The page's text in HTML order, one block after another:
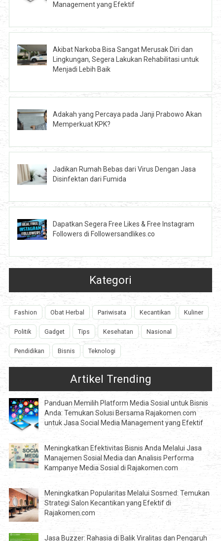
Management yang Efektif
Akibat Narkoba Bisa Sangat Merusak Diri dan
Lingkungan, Segera Lakukan Rehabilitasi untuk
Menjadi Lebih Baik
Adakah yang Percaya pada Janji Prabowo Akan
Memperkuat KPK?
Jadikan Rumah Bebas dari Virus Dengan Jasa
Disinfektan dari Fumida
Dapatkan Segera Free Likes & Free Instagram
Followers di Followersandlikes.co
Kategori
Fashion Obat Herbal Pariwisata Kecantikan Kuliner
Politik Gadget Tips Kesehatan Nasional
Pendidikan Bisnis Teknologi
Artikel Trending
Panduan Memilih Platform Media Sosial untuk Bisnis
Anda: Temukan Solusi Bersama Rajakomen.com
untuk Jasa Social Media Management yang Efektif
Meningkatkan Efektivitas Bisnis Anda Melalui Jasa
Manajemen Sosial Media dan Analisis Performa
Kampanye Media Sosial di Rajakomen.com
Meningkatkan Popularitas Melalui Sosmed: Temukan
Strategi Salon Kecantikan yang Efektif di
Rajakomen.com
Jasa Buzzer: Rahasia di Balik Viralitas dan Pengaruh